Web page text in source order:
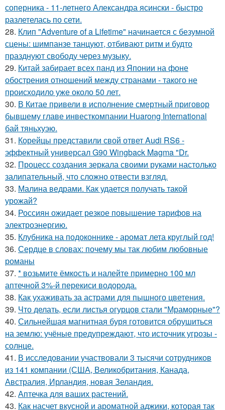
соперника - 11-летнего Александра ясински - быстро
разлетелась по сети.
28. Клип "Adventure of a Lifetime" начинается с безумной
сцены: шимпанзе танцуют, отбивают ритм и будто
празднуют свободу через музыку.
29. Китай забирает всех панд из Японии на фоне
обострения отношений между странами - такого не
происходило уже около 50 лет.
30. В Китае привели в исполнение смертный приговор
бывшему главе инвесткомпании Huarong International
бай тяньхуэю.
31. Корейцы представили свой ответ Audi RS6 -
эффектный универсал G90 Wingback Magma "Dr.
32. Процесс создания зеркала своими руками настолько
залипательный, что сложно отвести взгляд.
33. Малина ведрами. Как удается получать такой
урожай?
34. Россиян ожидает резкое повышение тарифов на
электроэнергию.
35. Клубника на подоконнике - аромат лета круглый год!
36. Сердце в словах: почему мы так любим любовные
романы
37. * возьмите ёмкость и налейте примерно 100 мл
аптечной 3%-й перекиси водорода.
38. Как ухаживать за астрами для пышного цветения.
39. Что делать, если листья огурцов стали "Мраморные"?
40. Сильнейшая магнитная буря готовится обрушиться
на землю: учёные предупреждают, что источник угрозы -
солнце.
41. В исследовании участвовали 3 тысячи сотрудников
из 141 компании (США, Великобритания, Канада,
Австралия, Ирландия, новая Зеландия.
42. Аптечка для ваших растений.
43. Как насчет вкусной и ароматной аджики, которая так